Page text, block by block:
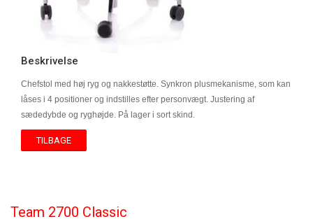
Beskrivelse
Chefstol med høj ryg og nakkestøtte. Synkron plusmekanisme, som kan
låses i 4 positioner og indstilles efter personvægt. Justering af
sædedybde og ryghøjde. På lager i sort skind.
TILBAGE
Team 2700 Classic